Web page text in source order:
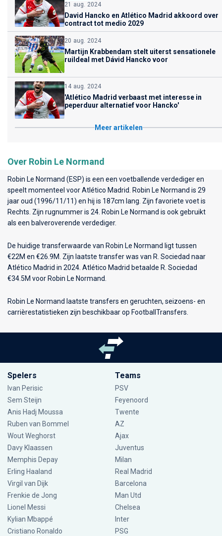
21 aug. 2024
David Hancko en Atlético Madrid akkoord over
contract tot medio 2029
20 aug. 2024
Martijn Krabbendam stelt uiterst sensationele
ruildeal met Dávid Hancko voor
14 aug. 2024
'Atlético Madrid verbaast met interesse in
peperduur alternatief voor Hancko'
Meer artikelen
Over Robin Le Normand
Robin Le Normand (ESP) is een een voetballende verdediger en
speelt momenteel voorAtlético Madrid
. Robin Le Normand is 29
jaar oud (1996/11/11) en hij is 187cm lang. Zijn favoriete voet is
Rechts. Zijn rugnummer is 24. Robin Le Normand is ook gebruikt
als een balveroverende verdediger.
De huidige transferwaarde van Robin Le Normand ligt tussen
€22M en €26.9M. Zijn laatste transfer was van R. Sociedad naar
Atlético Madrid in 2024. Atlético Madrid betaalde R. Sociedad
€34.5M voor Robin Le Normand.
Robin Le Normand laatste transfers en geruchten, seizoens- en
carrièrestatistieken zijn beschikbaar op FootballTransfers.
Spelers
Ivan Perisic
Sem Steijn
Anis Hadj Moussa
Ruben van Bommel
Wout Weghorst
Davy Klaassen
Memphis Depay
Erling Haaland
Virgil van Dijk
Frenkie de Jong
Lionel Messi
Kylian Mbappé
Cristiano Ronaldo
Teams
PSV
Feyenoord
Twente
AZ
Ajax
Juventus
Milan
Real Madrid
Barcelona
Man Utd
Chelsea
Inter
PSG